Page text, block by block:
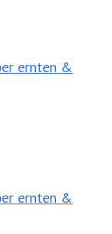
ernten &
ernten &